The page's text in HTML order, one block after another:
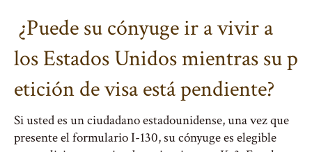
¿Puede su cónyuge ir a vivir a
los Estados Unidos mientras su p
etición de visa está pendiente?
Si usted es un ciudadano estadounidense, una vez que
presente el formulario I-130, su cónyuge es elegible